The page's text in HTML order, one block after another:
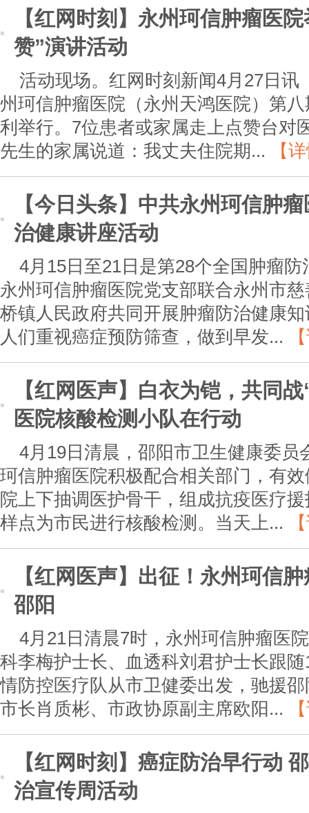
【红网时刻】永州珂信肿瘤医
赞”演讲活动
活动现场。红网时刻新闻4月27日讯
州珂信肿瘤医院（永州天鸿医院）第
利举行。7位患者或家属走上点赞台对
先生的家属说道：我丈夫住院期...
【
【今日头条】中共永州珂信肿
治健康讲座活动
4月15日至21日是第28个全国肿瘤
永州珂信肿瘤医院党支部联合永州市
桥镇人民政府共同开展肿瘤防治健康
人们重视癌症预防筛查，做到早发...
【红网医声】白衣为铠，共同
医院核酸检测小队在行动
4月19日清晨，邵阳市卫生健康委员
珂信肿瘤医院积极配合相关部门，有
院上下抽调医护骨干，组成抗疫医疗
样点为市民进行核酸检测。当天上...
【红网医声】出征！永州珂信
邵阳
4月21日清晨7时，永州珂信肿瘤医
科李梅护士长、血透科刘君护士长跟
情防控医疗队从市卫健委出发，驰援
市长肖质彬、市政协原副主席欧阳...
【红网时刻】癌症防治早行动
治宣传周活动